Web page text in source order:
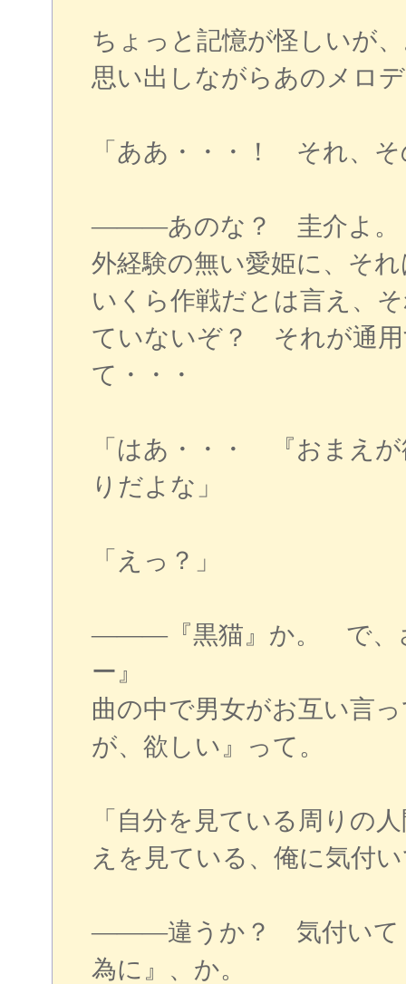
ちょっと記憶が怪しいが
思い出しながらあのメロ
「ああ・・・！ それ、
―――あのな？ 圭介よ。
外経験の無い愛姫に、そ
いくら作戦だとは言え、
ていないぞ？ それが通用
て・・・
「はあ・・・ 『おまえ
りだよな」
「えっ？」
―――『黒猫』か。 で、
ー』
曲の中で男女がお互い言
が、欲しい』って。
「自分を見ている周りの
えを見ている、俺に気付
―――違うか？ 気付いて
為に』、か。